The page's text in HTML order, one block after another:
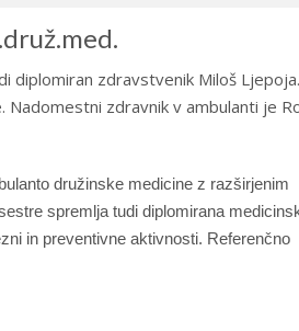
diplomiran zdravstvenik Miloš Ljepoja.
zdravnik v ambulanti je
družinske medicine z razširjenim
spremlja tudi diplomirana
in preventivne aktivnosti. Referenčno